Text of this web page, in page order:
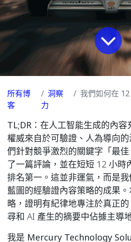
所有博
客
洞察
力
我們如何在 12 hours 內在
TL;DR： 在人工智能生成的內容
權威來自於可驗證、人為導向
們針對競爭激烈的關鍵字「最
了一篇評論，並在短短 12 小時
排名第一。這並非運氣，而是我
藍圖的經驗證內容策略的成果
略，證明有紀律地專注於真正的
尋和 AI 產生的摘要中佔據主導
我是 Mercury Technology